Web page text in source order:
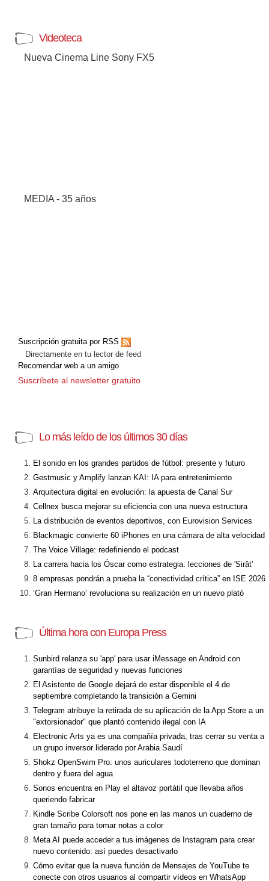
Videoteca
Nueva Cinema Line Sony FX5
MEDIA - 35 años
Suscripción gratuita por RSS
Directamente en tu lector de feed
Recomendar web a un amigo
Suscríbete al newsletter gratuito
Lo más leído de los últimos 30 días
El sonido en los grandes partidos de fútbol: presente y futuro
Gestmusic y Amplify lanzan KAI: IA para entretenimiento
Arquitectura digital en evolución: la apuesta de Canal Sur
Cellnex busca mejorar su eficiencia con una nueva estructura
La distribución de eventos deportivos, con Eurovision Services
Blackmagic convierte 60 iPhones en una cámara de alta velocidad
The Voice Village: redefiniendo el podcast
La carrera hacia los Óscar como estrategia: lecciones de 'Sirât'
8 empresas pondrán a prueba la “conectividad crítica” en ISE 2026
‘Gran Hermano’ revoluciona su realización en un nuevo plató
Última hora con Europa Press
Sunbird relanza su 'app' para usar iMessage en Android con
garantías de seguridad y nuevas funciones
El Asistente de Google dejará de estar disponible el 4 de
septiembre completando la transición a Gemini
Telegram atribuye la retirada de su aplicación de la App Store a un
"extorsionador" que plantó contenido ilegal con IA
Electronic Arts ya es una compañía privada, tras cerrar su venta a
un grupo inversor liderado por Arabia Saudí
Shokz OpenSwim Pro: unos auriculares todoterreno que dominan
dentro y fuera del agua
Sonos encuentra en Play el altavoz portátil que llevaba años
queriendo fabricar
Kindle Scribe Colorsoft nos pone en las manos un cuaderno de
gran tamaño para tomar notas a color
Meta AI puede acceder a tus imágenes de Instagram para crear
nuevo contenido: así puedes desactivarlo
Cómo evitar que la nueva función de Mensajes de YouTube te
conecte con otros usuarios al compartir vídeos en WhatsApp